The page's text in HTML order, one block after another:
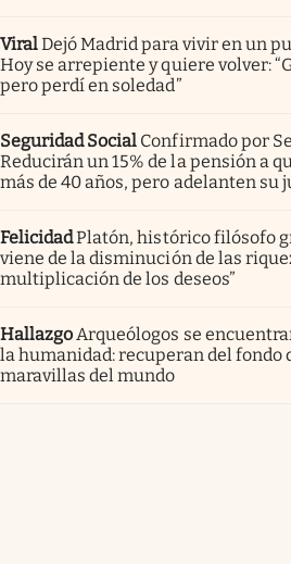
ViralDejó Madrid para vivir en un
Hoy se arrepiente y quiere volver:
pero perdí en soledad”
Seguridad Social Confirmado por
Reducirán un 15% de la pensión a
más de 40 años, pero adelanten su
FelicidadPlatón, histórico filósofo
viene de la disminución de las
multiplicación de los deseos”
Hallazgo Arqueólogos se
la humanidad: recuperan del fondo
maravillas del mundo